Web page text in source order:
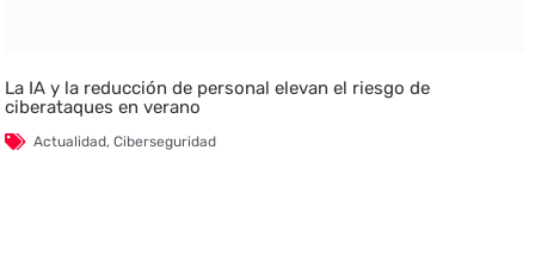
La IA y la reducción de personal elevan el riesgo de
ciberataques en verano
Actualidad,Ciberseguridad